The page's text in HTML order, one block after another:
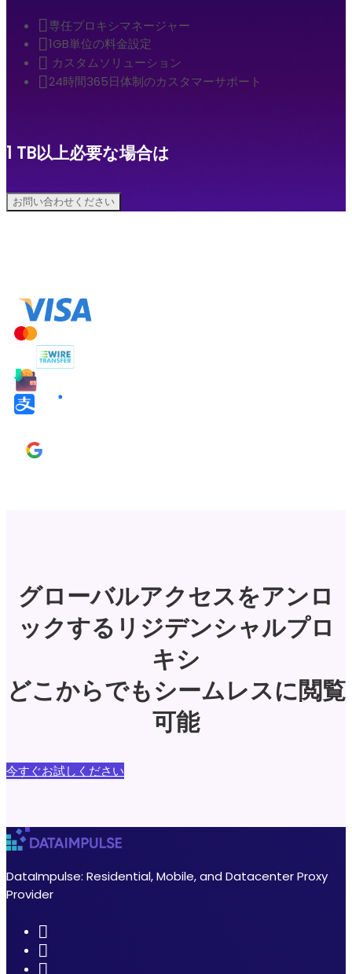
専任プロキシマネージャー
1GB単位の料金設定
カスタムソリューション
24時間365日体制のカスタマーサポート
1 TB以上必要な場合は
お問い合わせください
グローバルアクセスをアンロ
ックするリジデンシャルプロ
キシ
どこからでもシームレスに閲覧
可能
今すぐお試しください
DataImpulse: Residential, Mobile, and Datacenter Proxy
Provider